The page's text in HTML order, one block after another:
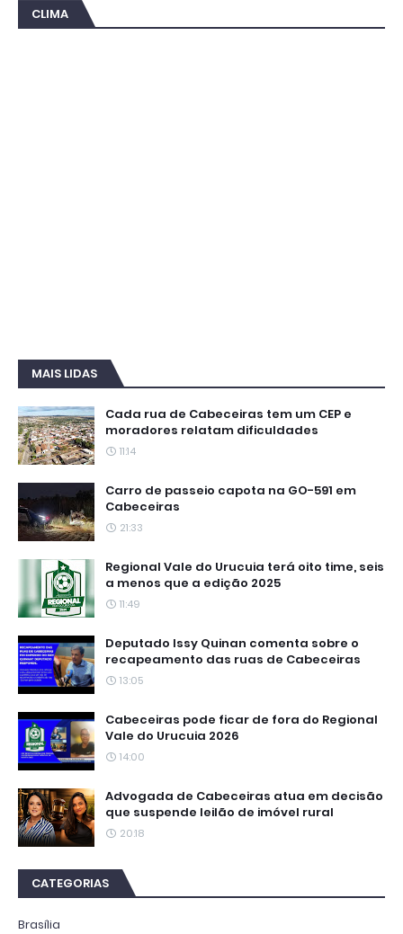
CLIMA
MAIS LIDAS
Cada rua de Cabeceiras tem um CEP e
moradores relatam dificuldades
11:14
Carro de passeio capota na GO-591 em
Cabeceiras
21:33
Regional Vale do Urucuia terá oito time, seis
a menos que a edição 2025
11:49
Deputado Issy Quinan comenta sobre o
recapeamento das ruas de Cabeceiras
13:05
Cabeceiras pode ficar de fora do Regional
Vale do Urucuia 2026
14:00
Advogada de Cabeceiras atua em decisão
que suspende leilão de imóvel rural
20:18
CATEGORIAS
Brasília